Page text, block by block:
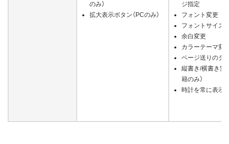
のみ）
拡大表示ボタン（PCのみ）
ジ指定
フォント変更
フォントサイズ
余白変更
カラーテーマ変
ページ送りのタ
縦書き/横書き変
籍のみ）
時計を常に表示